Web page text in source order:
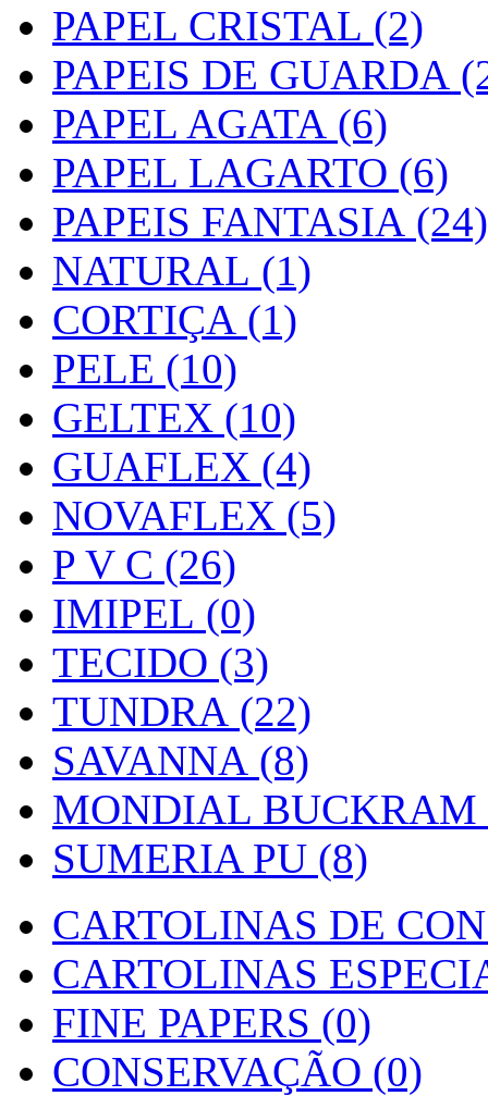
PAPEL CRISTAL (2)
PAPEIS DE GUARDA
PAPEL AGATA (6)
PAPEL LAGARTO (6)
PAPEIS FANTASIA (24)
NATURAL (1)
CORTIÇA (1)
PELE (10)
GELTEX (10)
GUAFLEX (4)
NOVAFLEX (5)
P V C (26)
IMIPEL (0)
TECIDO (3)
TUNDRA (22)
SAVANNA (8)
MONDIAL BUCKRAM
SUMERIA PU (8)
CARTOLINAS DE
CARTOLINAS
FINE PAPERS (0)
CONSERVAÇÃO (0)